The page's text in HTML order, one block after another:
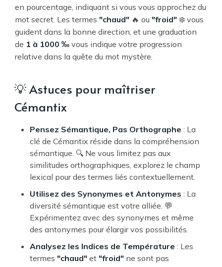
en pourcentage, indiquant si vous vous approchez du
mot secret. Les termes "chaud" 🔥 ou "froid" ❄️ vous
guident dans la bonne direction, et une graduation
de 1 à 1000 ‰ vous indique votre progression
relative dans la quête du mot mystère.
💡 Astuces pour maîtriser
Cémantix
Pensez Sémantique, Pas Orthographe : La
clé de Cémantix réside dans la compréhension
sémantique. 🔍 Ne vous limitez pas aux
similitudes orthographiques, explorez le champ
lexical pour des termes liés contextuellement.
Utilisez des Synonymes et Antonymes : La
diversité sémantique est votre alliée. 💬
Expérimentez avec des synonymes et même
des antonymes pour élargir vos possibilités.
Analysez les Indices de Température : Les
termes "chaud" et "froid" ne sont pas